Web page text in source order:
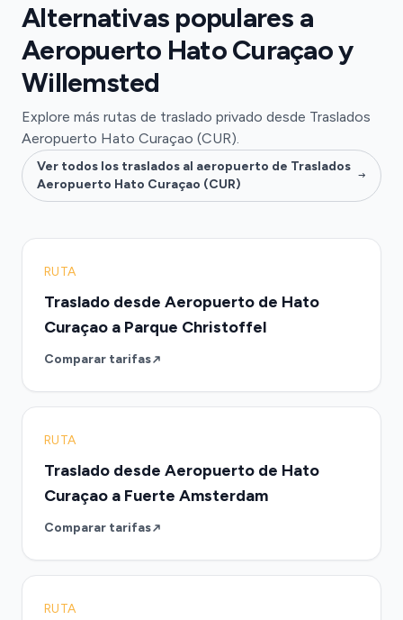
Alternativas populares a
Aeropuerto Hato Curaçao y
Willemsted
Explore más rutas de traslado privado desde Traslados
Aeropuerto Hato Curaçao (CUR).
Ver todos los traslados al aeropuerto de Traslados
Aeropuerto Hato Curaçao (CUR)
RUTA
Traslado desde Aeropuerto de Hato
Curaçao a Parque Christoffel
Comparar tarifas
RUTA
Traslado desde Aeropuerto de Hato
Curaçao a Fuerte Amsterdam
Comparar tarifas
RUTA